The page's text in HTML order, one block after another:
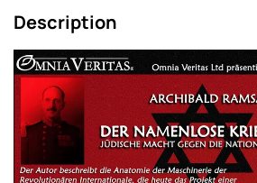
Description